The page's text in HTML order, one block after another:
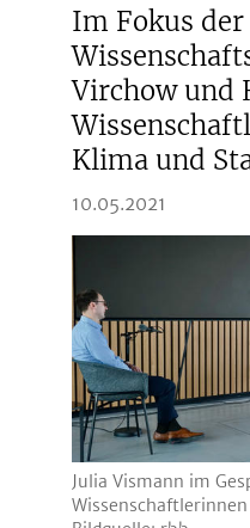
Im Fokus
Virchow und
Klima und
10.05.2021
Julia Vismann im